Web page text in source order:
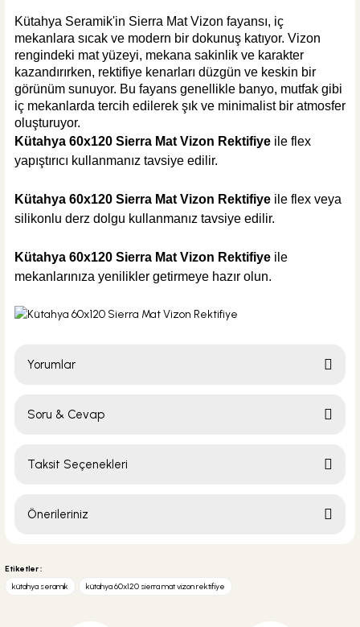
295,00 TL
Sepete Ekle
KARGO BEDAVA
Tesay Profil
Tesay Profil Fayans Tesviye Klipsi 1 mm
295,00 TL
Sepete Ekle
KARGO BEDAVA
Tesay Profil Fayans Tesviye Takozu
295,00 TL
Sepete Ekle
Kütahya Seramik'in Sierra Mat Vizon fayansı, iç
mekanlara sıcak ve modern bir dokunuş katıyor. Vizon
rengindeki mat yüzeyi, mekana sakinlik ve karakter
kazandırırken, rektifiye kenarları düzgün ve keskin bir
görünüm sunuyor. Bu fayans genellikle banyo, mutfak gibi
iç mekanlarda tercih edilerek şık ve minimalist bir atmosfer
oluşturuyor.
Kütahya 60x120 Sierra Mat Vizon Rektifiye ile flex
yapıştırıcı kullanmanız tavsiye edilir.
Kütahya 60x120 Sierra Mat Vizon Rektifiye ile flex veya
silikonlu derz dolgu kullanmanız tavsiye edilir.
Kütahya 60x120 Sierra Mat Vizon Rektifiye ile
mekanlarınıza yenilikler getirmeye hazır olun.
Yorumlar
Soru & Cevap
Taksit Seçenekleri
Önerileriniz
yetersiz gördüğünüz noktaları öneri formunu kullanarak tarafımıza
Görüş ve önerileriniz için teşekkür ederiz.
Etiketler :
kütahya seramik
kütahya 60x120 sierra mat vizon rektifiye